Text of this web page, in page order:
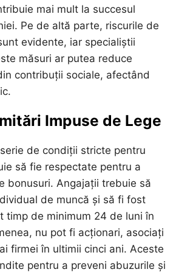
mai mult la succesul
Pe de altă parte, riscurile de
evidente, iar specialiștii
măsuri ar putea reduce
contribuții sociale, afectând
Impuse de Lege
de condiții stricte pentru
să fie respectate pentru a
bonusuri. Angajații trebuie să
de muncă și să fi fost
timp de minimum 24 de luni în
nu pot fi acționari, asociați
firmei în ultimii cinci ani. Aceste
pentru a preveni abuzurile și